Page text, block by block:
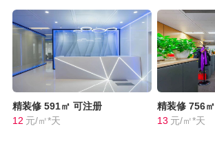
精装修 591㎡ 可注册
12 元/㎡*天
精装修 756㎡
13 元/㎡*天